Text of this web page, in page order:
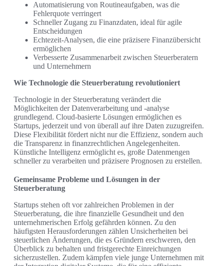
Automatisierung von Routineaufgaben, was die
Fehlerquote verringert
Schneller Zugang zu Finanzdaten, ideal für agile
Entscheidungen
Echtezeit-Analysen, die eine präzisere Finanzübersicht
ermöglichen
Verbesserte Zusammenarbeit zwischen Steuerberatern
und Unternehmern
Wie Technologie die Steuerberatung revolutioniert
Technologie in der Steuerberatung verändert die
Möglichkeiten der Datenverarbeitung und -analyse
grundlegend. Cloud-basierte Lösungen ermöglichen es
Startups, jederzeit und von überall auf ihre Daten zuzugreifen.
Diese Flexibilität fördert nicht nur die Effizienz, sondern auch
die Transparenz in finanzrechtlichen Angelegenheiten.
Künstliche Intelligenz ermöglicht es, große Datenmengen
schneller zu verarbeiten und präzisere Prognosen zu erstellen.
Gemeinsame Probleme und Lösungen in der
Steuerberatung
Startups stehen oft vor zahlreichen Problemen in der
Steuerberatung, die ihre finanzielle Gesundheit und den
unternehmerischen Erfolg gefährden können. Zu den
häufigsten Herausforderungen zählen Unsicherheiten bei
steuerlichen Änderungen, die es Gründern erschweren, den
Überblick zu behalten und fristgerechte Einreichungen
sicherzustellen. Zudem kämpfen viele junge Unternehmen mit